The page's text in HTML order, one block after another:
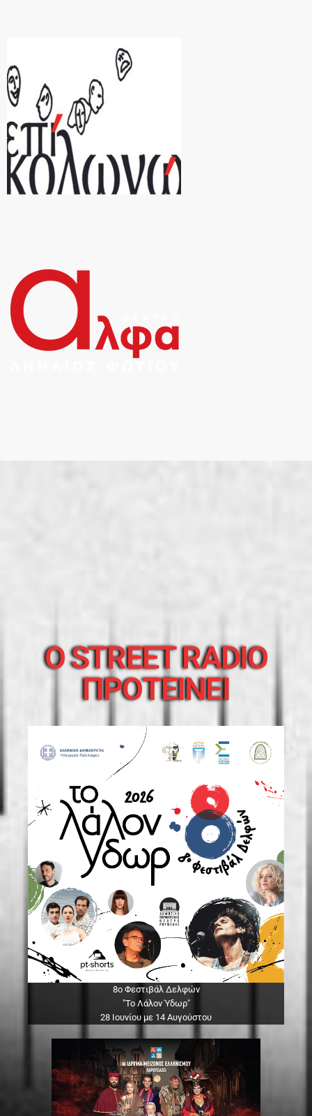
O STREET RADIO
ΠΡΟΤΕΙΝΕΙ
8ο Φεστιβάλ Δελφών
"Το Λάλον Ύδωρ"
28 Ιουνίου με 14 Αυγούστου